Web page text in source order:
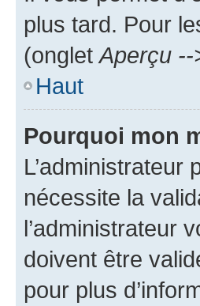
plus tard. Pour
(onglet Aperçu --
Haut
Pourquoi mon
nécessite la
l’administrateur
doivent être
pour plus